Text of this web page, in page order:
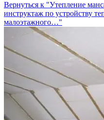
Вернуться к "Утепление
инструктаж по устройству
малоэтажного…"